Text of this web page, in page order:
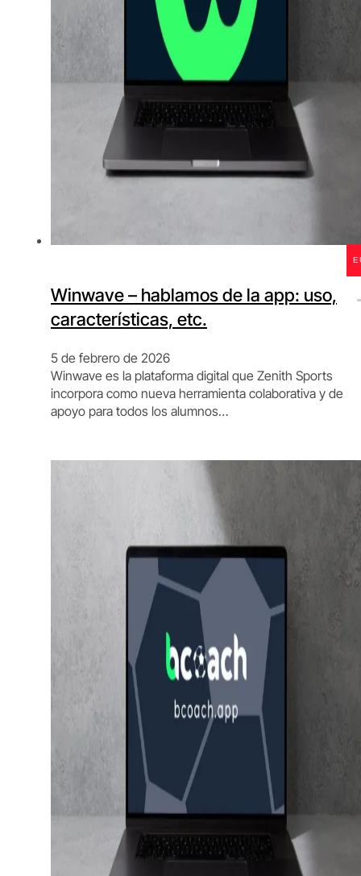
Winwave – hablamos de la app: uso,
características, etc.
5 de febrero de 2026
Winwave es la plataforma digital que Zenith Sports
incorpora como nueva herramienta colaborativa y de
apoyo para todos los alumnos…